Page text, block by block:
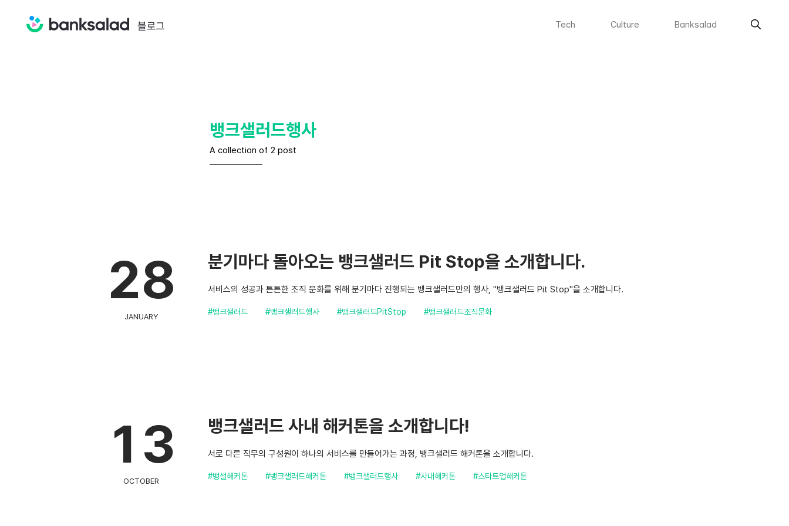
Tech Culture Banksalad
뱅크샐러드행사
A collection of 2 post
28
JANUARY
분기마다 돌아오는 뱅크샐러드 Pit Stop을 소개합니다.
서비스의 성공과 튼튼한 조직 문화를 위해 분기마다 진행되는 뱅크샐러드만의 행사, "뱅크샐러드 Pit Stop"을 소개합니다.
#뱅크샐러드 #뱅크샐러드행사 #뱅크샐러드PitStop #뱅크샐러드조직문화
13
OCTOBER
뱅크샐러드 사내 해커톤을 소개합니다!
서로 다른 직무의 구성원이 하나의 서비스를 만들어가는 과정, 뱅크샐러드 해커톤을 소개합니다.
#뱅샐해커톤 #뱅크샐러드해커톤 #뱅크샐러드행사 #사내해커톤 #스타트업해커톤